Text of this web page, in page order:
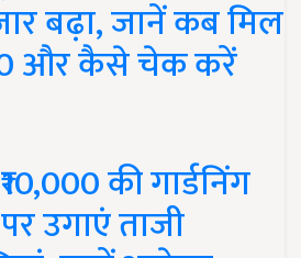
बढ़ा, जानें कब मिल
और कैसे चेक करें
की गार्डनिंग
उगाएं ताजी